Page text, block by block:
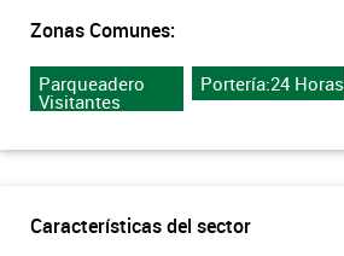
Zonas Comunes:
Parqueadero
Visitantes
Portería:24 Horas
Características del sector